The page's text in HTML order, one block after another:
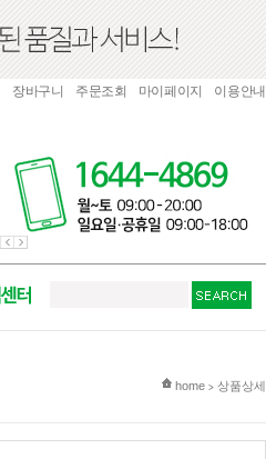
장바구니 주문조회 마이페이지 이용안내
현재 위치
home > 상품상세